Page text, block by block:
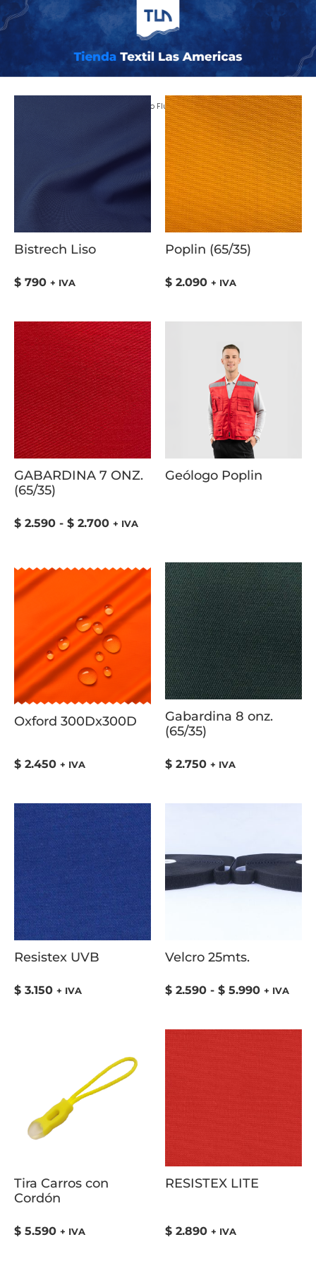
/ COLOR del producto / Amarillo Fluor
Bistrech Liso
$ 790 + IVA
Poplin (65/35)
$ 2.090 + IVA
GABARDINA 7 ONZ.
(65/35)
$ 2.590 - $ 2.700 + IVA
Geólogo Poplin
Oxford 300Dx300D
$ 2.450 + IVA
Gabardina 8 onz.
(65/35)
$ 2.750 + IVA
Resistex UVB
$ 3.150 + IVA
Velcro 25mts.
$ 2.590 - $ 5.990 + IVA
Tira Carros con
Cordón
$ 5.590 + IVA
RESISTEX LITE
$ 2.890 + IVA